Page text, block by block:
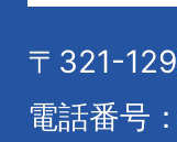
〒321-
電話番号